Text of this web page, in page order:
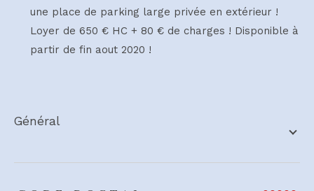
une place de parking large privée en extérieur !
Loyer de 650 € HC + 80 € de charges ! Disponible à
partir de fin aout 2020 !
général